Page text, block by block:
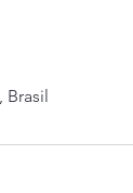
Brasil